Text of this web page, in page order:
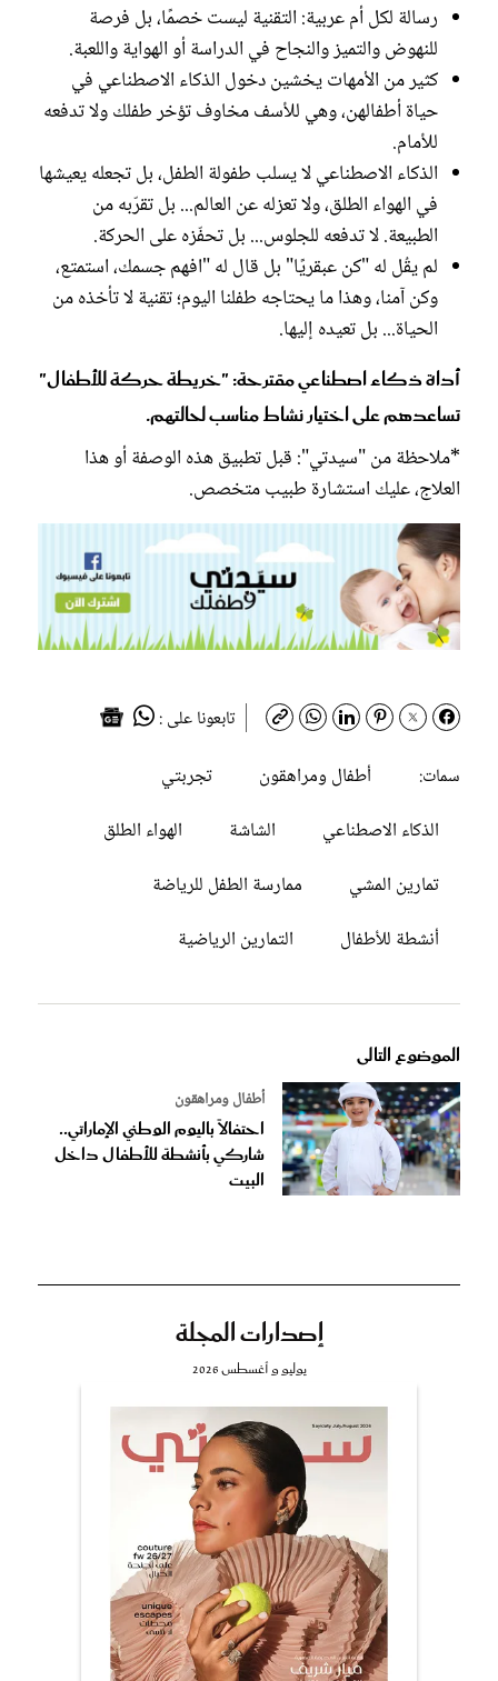
رسالة لكل أم عربية: التقنية ليست خصمًا، بل فرصة
للنهوض والتميز والنجاح في الدراسة أو الهواية واللعبة.
كثير من الأمهات يخشين دخول الذكاء الاصطناعي في
حياة أطفالهن، وهي للأسف مخاوف تؤخر طفلك ولا تدفعه
للأمام.
الذكاء الاصطناعي لا يسلب طفولة الطفل، بل تجعله يعيشها
في الهواء الطلق، ولا تعزله عن العالم... بل تقرّبه من
الطبيعة. لا تدفعه للجلوس... بل تحفّزه على الحركة.
لم يقُل له "كن عبقريًا" بل قال له "افهم جسمك، استمتع،
وكن آمنا، وهذا ما يحتاجه طفلنا اليوم؛ تقنية لا تأخذه من
الحياة... بل تعيده إليها.
أداة ذكاء اصطناعي مقترحة: "خريطة حركة للأطفال"
تساعدهم على اختيار نشاط مناسب لحالتهم.
*ملاحظة من "سيدتي": قبل تطبيق هذه الوصفة أو هذا
العلاج، عليك استشارة طبيب متخصص.
تابعونا على :
سمات:
أطفال ومراهقون
تجربتي
الذكاء الاصطناعي
الشاشة
الهواء الطلق
تمارين المشي
ممارسة الطفل للرياضة
أنشطة للأطفال
التمارين الرياضية
الموضوع التالى
أطفال ومراهقون
احتفالاً باليوم الوطني الإماراتي..
شاركي بأنشطة للأطفال داخل
البيت
إصدارات المجلة
يوليو و أغسطس 2026